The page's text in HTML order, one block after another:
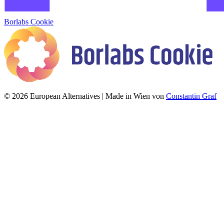
Borlabs Cookie
© 2026 European Alternatives | Made in Wien von Constantin Graf